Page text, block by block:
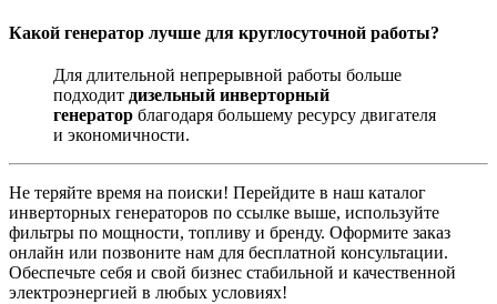
Какой генератор лучше для круглосуточной работы?
Для длительной непрерывной работы больше
подходит дизельный инверторный
генератор благодаря большему ресурсу двигателя
и экономичности.
Не теряйте время на поиски! Перейдите в наш каталог
инверторных генераторов по ссылке выше, используйте
фильтры по мощности, топливу и бренду. Оформите заказ
онлайн или позвоните нам для бесплатной консультации.
Обеспечьте себя и свой бизнес стабильной и качественной
электроэнергией в любых условиях!